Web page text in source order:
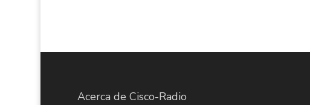
Acerca de Cisco-Radio